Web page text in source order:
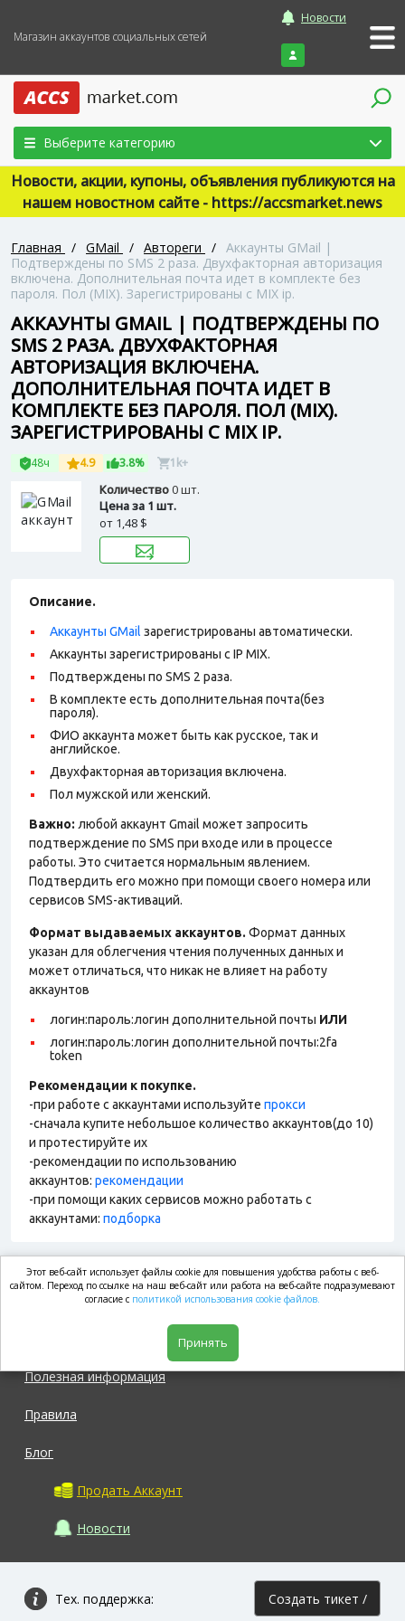
Магазин аккаунтов социальных сетей
Новости
Войти
Выберите категорию
Новости, акции, купоны, объявления публикуются на
нашем новостном сайте - https://accsmarket.news
Главная / GMail / Автореги / Аккаунты GMail |
Подтверждены по SMS 2 раза. Двухфакторная авторизация
включена. Дополнительная почта идет в комплекте без
пароля. Пол (MIX). Зарегистрированы с MIX ip.
АККАУНТЫ GMAIL | ПОДТВЕРЖДЕНЫ ПО
SMS 2 РАЗА. ДВУХФАКТОРНАЯ
АВТОРИЗАЦИЯ ВКЛЮЧЕНА.
ДОПОЛНИТЕЛЬНАЯ ПОЧТА ИДЕТ В
КОМПЛЕКТЕ БЕЗ ПАРОЛЯ. ПОЛ (MIX).
ЗАРЕГИСТРИРОВАНЫ С MIX IP.
48ч 4.9 3.8% 1k+
Количество0 шт.
Цена за 1 шт.
от 1,48 $
Описание.
Аккаунты GMail зарегистрированы автоматически.
Аккаунты зарегистрированы с IP MIX.
Подтверждены по SMS 2 раза.
В комплекте есть дополнительная почта(без
пароля).
ФИО аккаунта может быть как русское, так и
английское.
Двухфакторная авторизация включена.
Пол мужской или женский.
Важно: любой аккаунт Gmail может запросить
подтверждение по SMS при входе или в процессе
работы. Это считается нормальным явлением.
Подтвердить его можно при помощи своего номера или
сервисов SMS-активаций.
Формат выдаваемых аккаунтов. Формат данных
указан для облегчения чтения полученных данных и
может отличаться, что никак не влияет на работу
аккаунтов
логин:пароль:логин дополнительной почты ИЛИ
логин:пароль:логин дополнительной почты:2fa
token
Рекомендации к покупке.
-при работе с аккаунтами используйте прокси
-сначала купите небольшое количество аккаунтов(до 10)
и протестируйте их
-рекомендации по использованию
аккаунтов: рекомендации
-при помощи каких сервисов можно работать с
аккаунтами: подборка
market.com
Полезная информация
Правила
Блог
Продать Аккаунт
Новости
Тех. поддержка:
Создать тикет /
Этот веб-сайт использует файлы cookie для повышения удобства работы с веб-
сайтом. Переход по ссылке на наш веб-сайт или работа на веб-сайте подразумевают
согласие с политикой использования cookie файлов.
Принять